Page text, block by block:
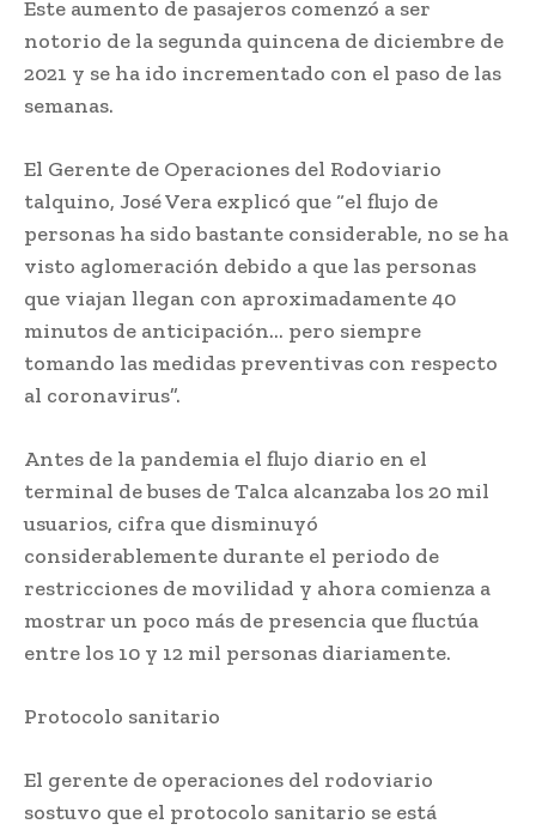
Este aumento de pasajeros comenzó a ser
notorio de la segunda quincena de diciembre de
2021 y se ha ido incrementado con el paso de las
semanas.
El Gerente de Operaciones del Rodoviario
talquino, José Vera explicó que “el flujo de
personas ha sido bastante considerable, no se ha
visto aglomeración debido a que las personas
que viajan llegan con aproximadamente 40
minutos de anticipación… pero siempre
tomando las medidas preventivas con respecto
al coronavirus”.
Antes de la pandemia el flujo diario en el
terminal de buses de Talca alcanzaba los 20 mil
usuarios, cifra que disminuyó
considerablemente durante el periodo de
restricciones de movilidad y ahora comienza a
mostrar un poco más de presencia que fluctúa
entre los 10 y 12 mil personas diariamente.
Protocolo sanitario
El gerente de operaciones del rodoviario
sostuvo que el protocolo sanitario se está